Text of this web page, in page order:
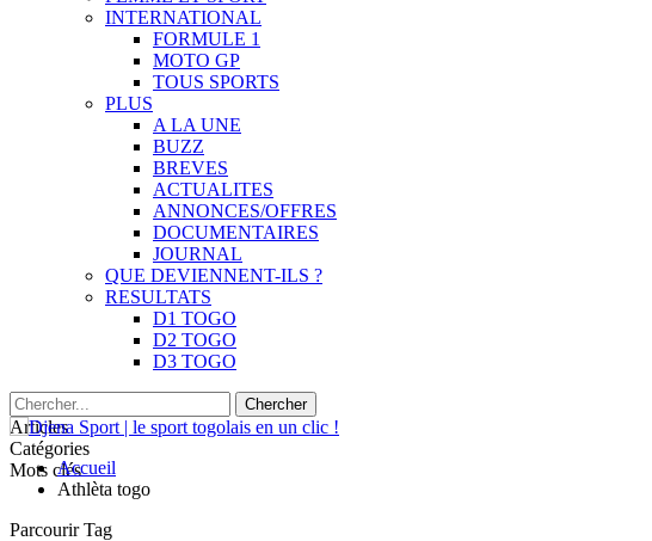
INTERNATIONAL
FORMULE 1
MOTO GP
TOUS SPORTS
PLUS
A LA UNE
BUZZ
BREVES
ACTUALITES
ANNONCES/OFFRES
DOCUMENTAIRES
JOURNAL
QUE DEVIENNENT-ILS ?
RESULTATS
D1 TOGO
D2 TOGO
D3 TOGO
Articles
Catégories
Mots clésAccueil
Athlèta togo
Parcourir Tag